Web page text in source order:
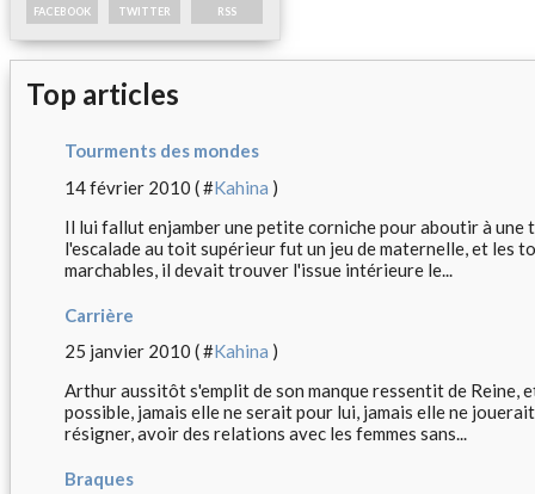
FACEBOOK TWITTER RSS
Top articles
Tourments des mondes
14 février 2010 ( #Kahina )
Il lui fallut enjamber une petite corniche pour aboutir à
l'escalade au toit supérieur fut un jeu de maternelle, et les
marchables, il devait trouver l'issue intérieure le...
Carrière
25 janvier 2010 ( #Kahina )
Arthur aussitôt s'emplit de son manque ressentit de Reine,
possible, jamais elle ne serait pour lui, jamais elle ne
résigner, avoir des relations avec les femmes sans...
Braques